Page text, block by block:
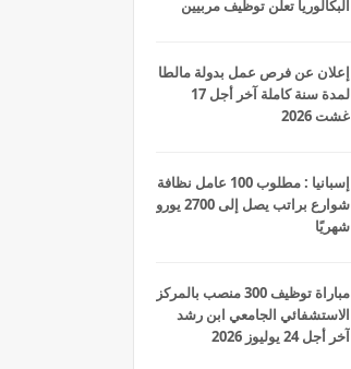
البكالوريا تعلن توظيف مربيين
إعلان عن فرص عمل بدولة مالطا
لمدة سنة كاملة آخر أجل 17
غشت 2026
إسبانيا : مطلوب 100 عامل نظافة
شوارع براتب يصل إلى 2700 يورو
شهريًا
مباراة توظيف 300 منصب بالمركز
الاستشفائي الجامعي ابن رشد
آخر أجل 24 يوليوز 2026